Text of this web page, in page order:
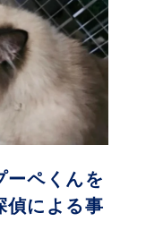
ーペくんを
偵による事